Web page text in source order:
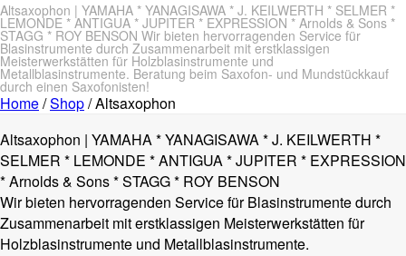
Altsaxophon | YAMAHA * YANAGISAWA * J. KEILWERTH * SELMER *
LEMONDE * ANTIGUA * JUPITER * EXPRESSION * Arnolds & Sons *
STAGG * ROY BENSON Wir bieten hervorragenden Service für
Blasinstrumente durch Zusammenarbeit mit erstklassigen
Meisterwerkstätten für Holzblasinstrumente und
Metallblasinstrumente. Beratung beim Saxofon- und Mundstückkauf
durch einen Saxofonisten!
Home/Shop/Altsaxophon
Altsaxophon | YAMAHA * YANAGISAWA * J. KEILWERTH *
SELMER * LEMONDE * ANTIGUA * JUPITER * EXPRESSION
* Arnolds & Sons * STAGG * ROY BENSON
Wir bieten hervorragenden Service für Blasinstrumente durch
Zusammenarbeit mit erstklassigen Meisterwerkstätten für
Holzblasinstrumente und Metallblasinstrumente.